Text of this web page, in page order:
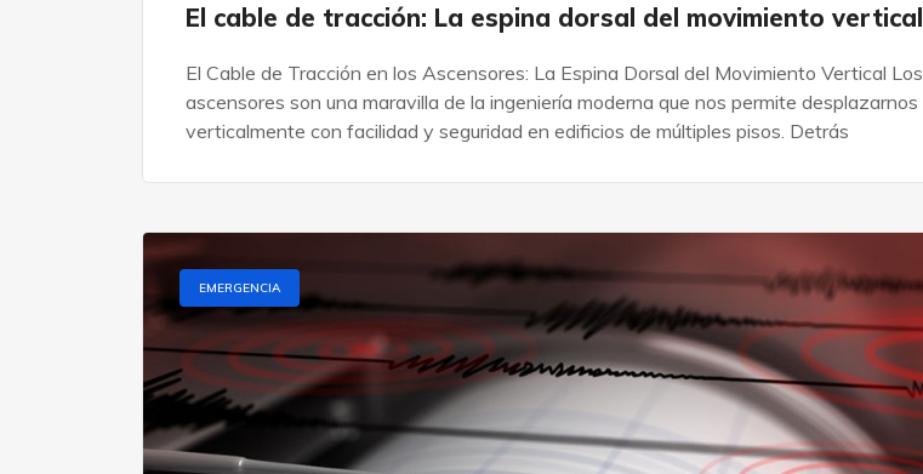
El cable de tracción: La espina dorsal del movimiento vertical
El Cable de Tracción en los Ascensores: La Espina Dorsal del Movimiento Vertical Los
ascensores son una maravilla de la ingeniería moderna que nos permite desplazarnos
verticalmente con facilidad y seguridad en edificios de múltiples pisos. Detrás
EMERGENCIA